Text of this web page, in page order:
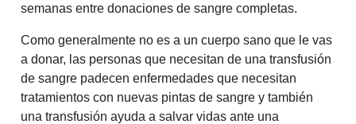
semanas entre donaciones de sangre completas.
Como generalmente no es a un cuerpo sano que le vas
a donar, las personas que necesitan de una transfusión
de sangre padecen enfermedades que necesitan
tratamientos con nuevas pintas de sangre y también
una transfusión ayuda a salvar vidas ante una